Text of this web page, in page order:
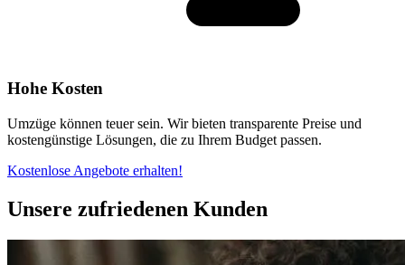
Hohe Kosten
Umzüge können teuer sein. Wir bieten transparente Preise und
kostengünstige Lösungen, die zu Ihrem Budget passen.
Kostenlose Angebote erhalten!
Unsere zufriedenen Kunden